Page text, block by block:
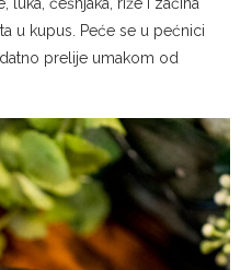
u kupus. Peće se u pećnici
prelije umakom od